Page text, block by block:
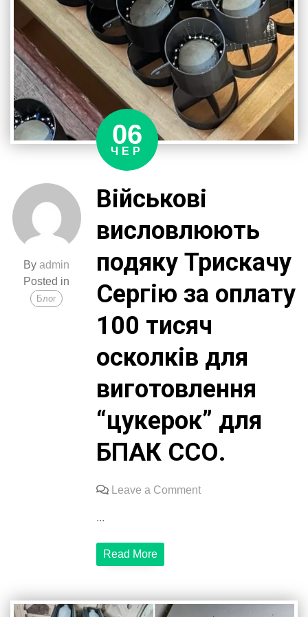
06
ЧЕР
Byadmin
Posted in
Блог
Військові
висловлюють
подяку Трискачу
Сергію за оплату
100 тисяч
осколків для
виготовлення
“цукерок” для
БПАК ССО.
Leave a Commenton
оплату
...
Read More